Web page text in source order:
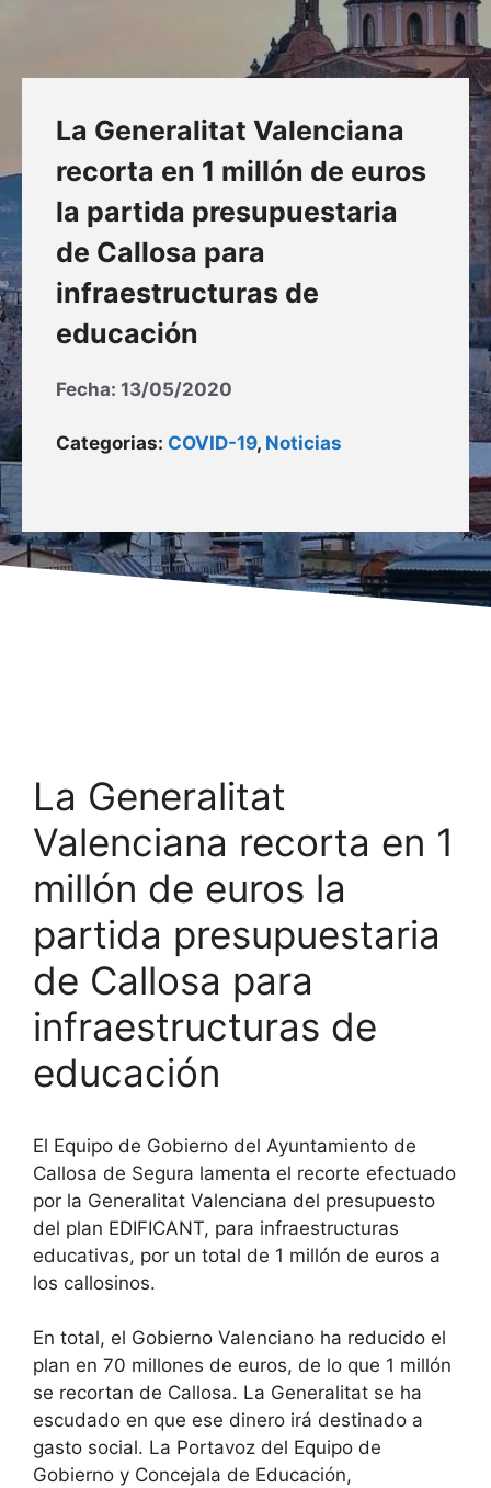
La Generalitat Valenciana
recorta en 1 millón de euros
la partida presupuestaria
de Callosa para
infraestructuras de
educación
Fecha: 13/05/2020
Categorias: COVID-19, Noticias
La Generalitat
Valenciana recorta en 1
millón de euros la
partida presupuestaria
de Callosa para
infraestructuras de
educación
El Equipo de Gobierno del Ayuntamiento de
Callosa de Segura lamenta el recorte efectuado
por la Generalitat Valenciana del presupuesto
del plan EDIFICANT, para infraestructuras
educativas, por un total de 1 millón de euros a
los callosinos.
En total, el Gobierno Valenciano ha reducido el
plan en 70 millones de euros, de lo que 1 millón
se recortan de Callosa. La Generalitat se ha
escudado en que ese dinero irá destinado a
gasto social. La Portavoz del Equipo de
Gobierno y Concejala de Educación,